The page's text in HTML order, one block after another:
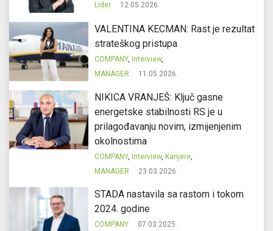
Lider
12.05.2026.
VALENTINA KECMAN: Rast je rezultat
strateškog pristupa
COMPANY, Interview,
MANAGER
11.05.2026.
NIKICA VRANJEŠ: Ključ gasne
energetske stabilnosti RS je u
prilagođavanju novim, izmijenjenim
okolnostima
COMPANY, Interview, Karijere,
MANAGER
23.03.2026.
STADA nastavila sa rastom i tokom
2024. godine
COMPANY 07.03.2025.